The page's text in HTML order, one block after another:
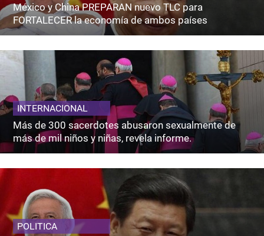
México y China PREPARAN nuevo TLC para
FORTALECER la economía de ambos países
INTERNACIONAL
Más de 300 sacerdotes abusaron sexualmente de
más de mil niños y niñas, revela informe.
POLITICA